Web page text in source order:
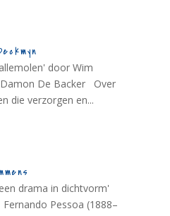
door Wim
De Backer Over
die verzorgen en...
drama in dichtvorm'
Pessoa (1888–